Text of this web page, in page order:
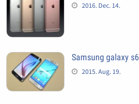
2016. Dec. 14.
Samsung galaxy s6
2015. Aug. 19.